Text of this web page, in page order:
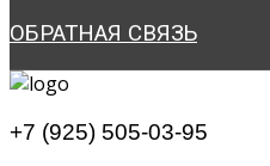
ОБРАТНАЯ СВЯЗЬ
+7 (925) 505-03-95